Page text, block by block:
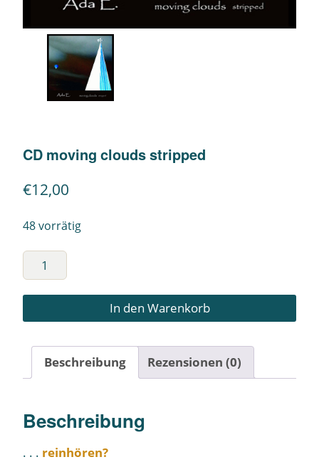
CD moving clouds stripped
€12,00
48 vorrätig
In den Warenkorb
Beschreibung Rezensionen (0)
Beschreibung
. . . reinhören?